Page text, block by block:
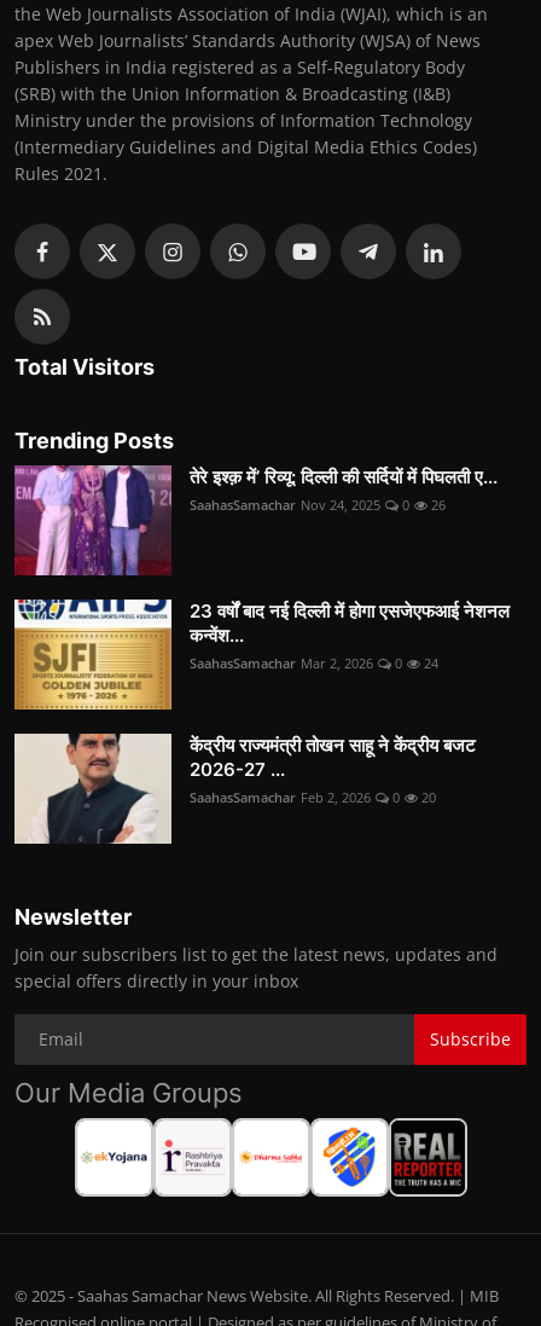
the Web Journalists Association of India (WJAI), which is an
apex Web Journalists’ Standards Authority (WJSA) of News
Publishers in India registered as a Self-Regulatory Body
(SRB) with the Union Information & Broadcasting (I&B)
Ministry under the provisions of Information Technology
(Intermediary Guidelines and Digital Media Ethics Codes)
Rules 2021.
Total Visitors
Trending Posts
तेरे इश्क़ में’ रिव्यू: दिल्ली की सर्दियों में पिघलती ए...
SaahasSamachar Nov 24, 2025 0 26
23 वर्षों बाद नई दिल्ली में होगा एसजेएफआई नेशनल
कन्वेंश...
SaahasSamachar Mar 2, 2026 0 24
केंद्रीय राज्यमंत्री तोखन साहू ने केंद्रीय बजट
2026-27 ...
SaahasSamachar Feb 2, 2026 0 20
Newsletter
Join our subscribers list to get the latest news, updates and
special offers directly in your inbox
Subscribe
Our Media Groups
© 2025 - Saahas Samachar News Website. All Rights Reserved. | MIB